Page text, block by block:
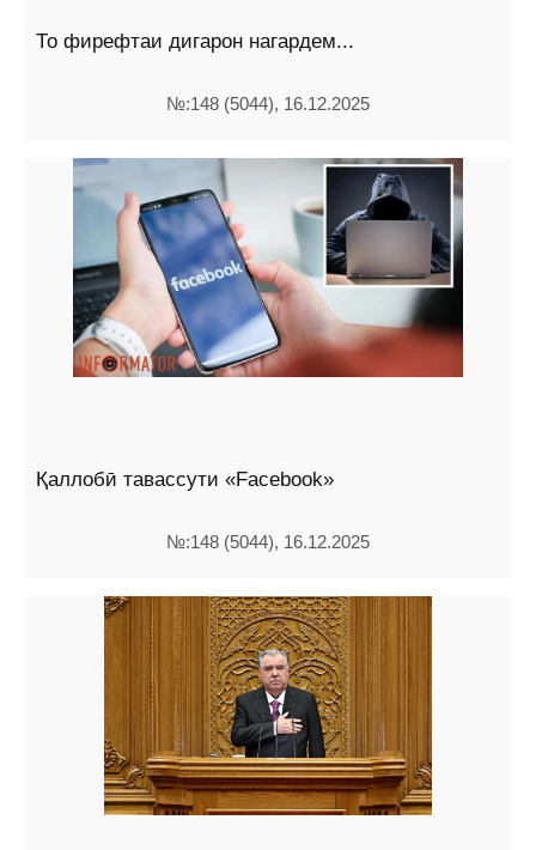
То фирефтаи дигарон нагардем...
№:148 (5044), 16.12.2025
Қаллобӣ тавассути «Facebook»
№:148 (5044), 16.12.2025